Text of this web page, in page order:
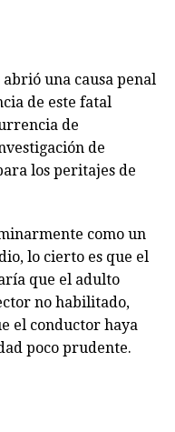
una causa penal
de este fatal
de
de
los peritajes de
como un
lo cierto es que el
que el adulto
no habilitado,
el conductor haya
poco prudente.